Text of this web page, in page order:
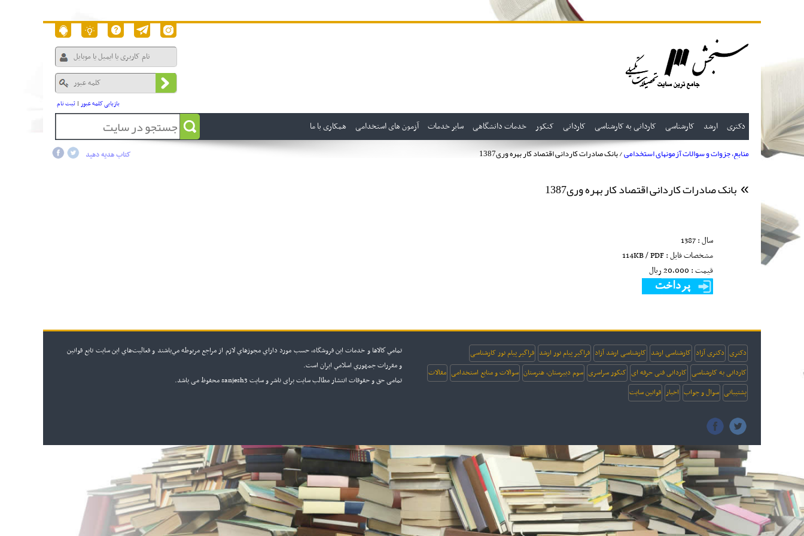
بازیابی کلمه عبور | ثبت نام
دکتری ارشد کارشناسی کاردانی به کارشناسی کاردانی کنکور خدمات دانشگاهی سایر خدمات آزمون های استخدامی همکاری با ما
منابع، جزوات و سوالات آزمونهای استخدامی/ بانک صادرات کاردانی اقتصاد کار بهره وری1387 کتاب هدیه دهید
بانک صادرات کاردانی اقتصاد کار بهره وری1387
سال : 1387
مشخصات فایل : 114KB / PDF
قیمت : 20,000 ريال
دکتری دکتری آزاد کارشناسی ارشد کارشناسی ارشد آزاد فراگیر پیام نور ارشد فراگیر پیام نور کارشناسی
کاردانی به کارشناسی کاردانی فنی حرفه ای کنکور سراسری سوم دبیرستان، هنرستان سوالات و منابع استخدامی مقالات
پشتیبانی سوال و جواب اخبار قوانین سایت
تمامي كالاها و خدمات اين فروشگاه، حسب مورد داراي مجوزهاي لازم از مراجع مربوطه مي‌باشند و فعاليت‌هاي اين سايت تابع قوانين
و مقررات جمهوري اسلامي ايران است.
تمامی حق و حقوقات انتشار مطالب سایت برای ناشر و سایت sanjesh3 محفوظ می باشد.